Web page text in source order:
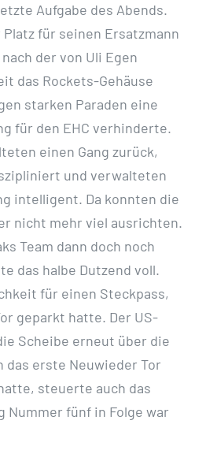
Aufgabe des Abends.
für seinen Ersatzmann
der von Uli Egen
das Rockets-Gehäuse
starken Paraden eine
für den EHC verhinderte.
einen Gang zurück,
und verwalteten
intelligent. Da konnten die
nicht mehr viel ausrichten.
Team dann doch noch
das halbe Dutzend voll.
für einen Steckpass,
geparkt hatte. Der US-
Scheibe erneut über die
das erste Neuwieder Tor
steuerte auch das
Nummer fünf in Folge war